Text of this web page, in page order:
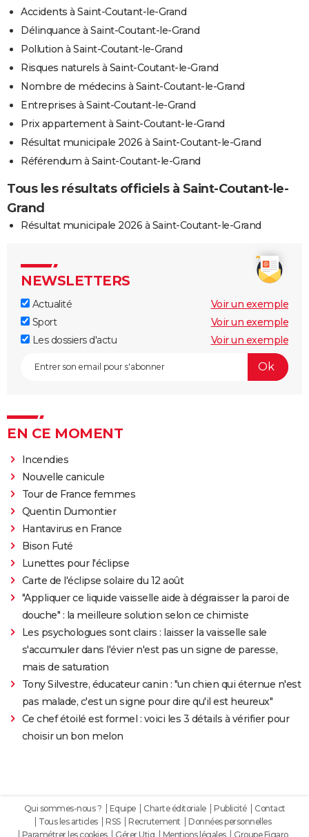
Accidents à Saint-Coutant-le-Grand
Délinquance à Saint-Coutant-le-Grand
Pollution à Saint-Coutant-le-Grand
Risques naturels à Saint-Coutant-le-Grand
Nombre de médecins à Saint-Coutant-le-Grand
Entreprises à Saint-Coutant-le-Grand
Prix appartement à Saint-Coutant-le-Grand
Résultat municipale 2026 à Saint-Coutant-le-Grand
Référendum à Saint-Coutant-le-Grand
Tous les résultats officiels à Saint-Coutant-le-
Grand
Résultat municipale 2026 à Saint-Coutant-le-Grand
NEWSLETTERS
Actualité
Voir un exemple
Sport
Voir un exemple
Les dossiers d'actu
Voir un exemple
EN CE MOMENT
Incendies
Nouvelle canicule
Tour de France femmes
Quentin Dumontier
Hantavirus en France
Bison Futé
Lunettes pour l'éclipse
Carte de l'éclipse solaire du 12 août
"Appliquer ce liquide vaisselle aide à dégraisser la paroi de
douche" : la meilleure solution selon ce chimiste
Les psychologues sont clairs : laisser la vaisselle sale
s'accumuler dans l'évier n'est pas un signe de paresse,
mais de saturation
Tony Silvestre, éducateur canin : "un chien qui éternue n'est
pas malade, c'est un signe pour dire qu'il est heureux"
Ce chef étoilé est formel : voici les 3 détails à vérifier pour
choisir un bon melon
Qui sommes-nous ? Equipe Charte éditoriale Publicité
Contact
Tous les articles
RSS Recrutement
Données personnelles
Paramétrer les cookies
Gérer Utiq Mentions légales Groupe Figaro